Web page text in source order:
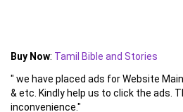
Buy Now: Tamil Bible and Stories
" we have placed ads for Website
& etc. Kindly help us to click the ads.
inconvenience."